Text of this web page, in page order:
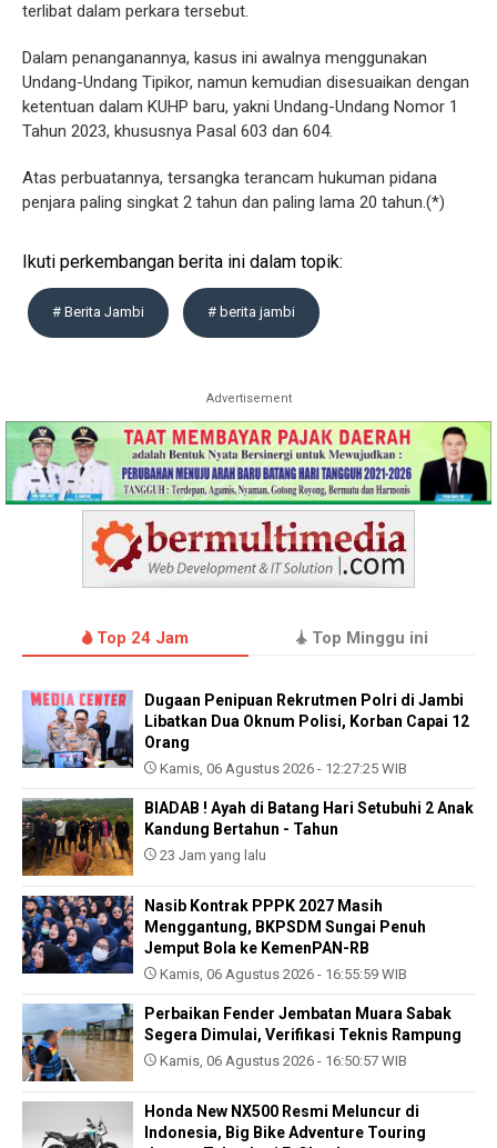
terlibat dalam perkara tersebut.
Dalam penanganannya, kasus ini awalnya menggunakan
Undang-Undang Tipikor, namun kemudian disesuaikan dengan
ketentuan dalam KUHP baru, yakni Undang-Undang Nomor 1
Tahun 2023, khususnya Pasal 603 dan 604.
Atas perbuatannya, tersangka terancam hukuman pidana
penjara paling singkat 2 tahun dan paling lama 20 tahun.(*)
Ikuti perkembangan berita ini dalam topik:
# Berita Jambi # berita jambi
Advertisement
Top 24 Jam Top Minggu ini
Dugaan Penipuan Rekrutmen Polri di Jambi
Libatkan Dua Oknum Polisi, Korban Capai 12
Orang
Kamis, 06 Agustus 2026 - 12:27:25 WIB
BIADAB ! Ayah di Batang Hari Setubuhi 2 Anak
Kandung Bertahun - Tahun
23 Jam yang lalu
Nasib Kontrak PPPK 2027 Masih
Menggantung, BKPSDM Sungai Penuh
Jemput Bola ke KemenPAN-RB
Kamis, 06 Agustus 2026 - 16:55:59 WIB
Perbaikan Fender Jembatan Muara Sabak
Segera Dimulai, Verifikasi Teknis Rampung
Kamis, 06 Agustus 2026 - 16:50:57 WIB
Honda New NX500 Resmi Meluncur di
Indonesia, Big Bike Adventure Touring